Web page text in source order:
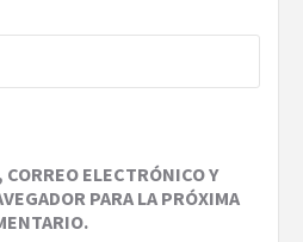
ELECTRÓNICO Y
PARA LA PRÓXIMA